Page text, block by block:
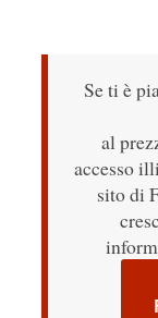
Se ti è
al
accesso
sito di